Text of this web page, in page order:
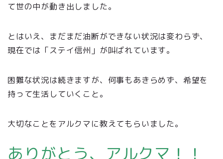
て世の中が動き出しました。
とはいえ、まだまだ油断ができない状況は変わらず、
現在では「ステイ信州」が叫ばれています。
困難な状況は続きますが、何事もあきらめず、希望を
持って生活していくこと。
大切なことをアルクマに教えてもらいました。
ありがとう、アルクマ！！